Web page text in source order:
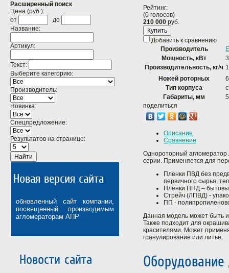
Расширенный поиск
Цена (руб.):
от
до
Название:
Артикул:
Текст:
Выберите категорию:
Производитель:
Новинка:
Спецпредложение:
Результатов на странице:
Найти
Новая версия сайта
обновленный сайт компании,
посвященный производимым
агломераторам АПР
Новости сайта
Рейтинг:
(0 голосов)
210 000 руб.
Купить
Добавить к сравнению
Производитель
Мощность, кВт
Производительность, кг/ч
Ножей роторных
6
Тип корпуса
Габариты, мм
поделиться
Описание
Сравнение
Однороторный агломератор
серии. Применяется для
Плёнки ПВД без
первичного сырья,
Плёнки ПНД –
Стрейч (ЛПВД) -
ПП -
Данная модель может быть
Также подходит для
красителями. Может
гранулирование или литьё.
Оборудование